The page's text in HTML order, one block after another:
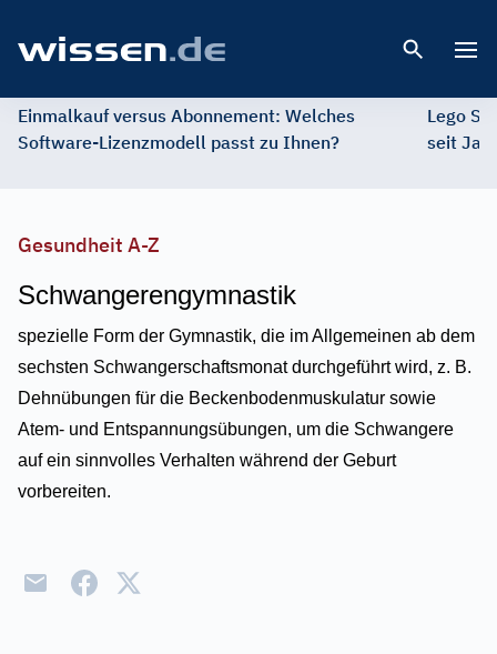
Einmalkauf versus Abonnement: Welches
Software-Lizenzmodell passt zu Ihnen?
Lego
seit
Gesundheit A-Z
Schwangerengymnastik
spezielle Form der Gymnastik, die im Allgemeinen ab dem
sechsten Schwangerschaftsmonat durchgeführt wird, z. B.
Dehnübungen für die Beckenbodenmuskulatur sowie
Atem- und Entspannungsübungen, um die Schwangere
auf ein sinnvolles Verhalten während der Geburt
vorbereiten.